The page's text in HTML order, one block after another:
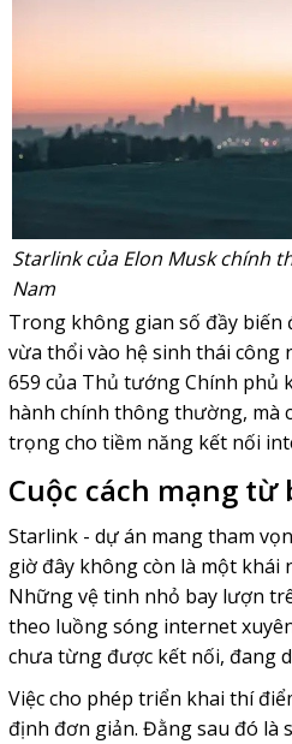
Starlink của Elon Musk chính
Nam
Trong không gian số đầy
vừa thổi vào hệ sinh thái công
659 của Thủ tướng Chính phủ
hành chính thông thường, mà
trọng cho tiềm năng kết nối
Cuộc cách mạng từ
Starlink- dự án mang tham
giờ đây không còn là một khái
Những vệ tinh nhỏ bay lượn
theo luồng sóng internet
chưa từng được kết nối, đang
Việc cho phép triển khai thí
định đơn giản. Đằng sau đó là